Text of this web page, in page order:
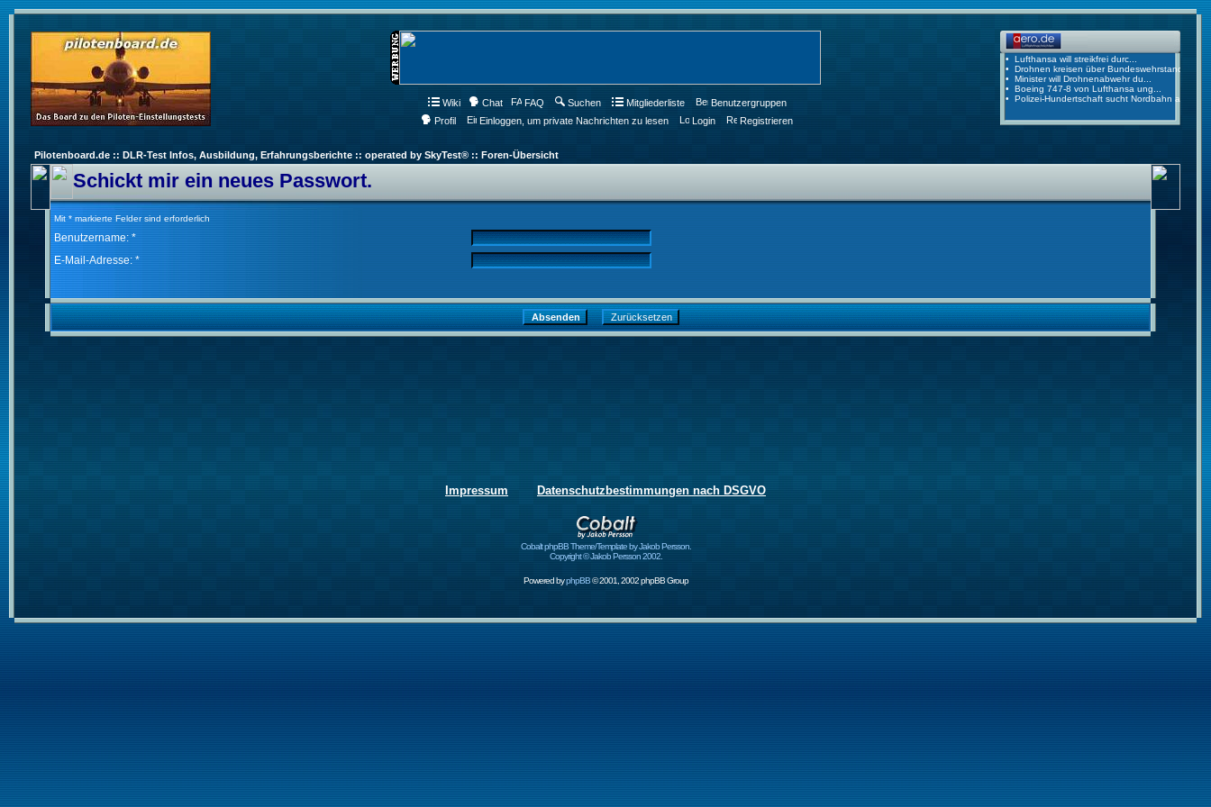
Wiki Chat FAQ Suchen Mitgliederliste
Benutzergruppen
Profil
Einloggen, um private Nachrichten zu lesen Login Registrieren
Pilotenboard.de :: DLR-Test Infos, Ausbildung, Erfahrungsberichte :: operated by SkyTest® :: Foren-Übersicht
Schickt mir ein neues Passwort.
Mit * markierte Felder sind erforderlich
Benutzername: *
E-Mail-Adresse: *
Impressum Datenschutzbestimmungen nach DSGVO
Cobalt phpBB Theme/Template by Jakob Persson.
Copyright © Jakob Persson 2002.
Powered byphpBB© 2001, 2002 phpBB Group